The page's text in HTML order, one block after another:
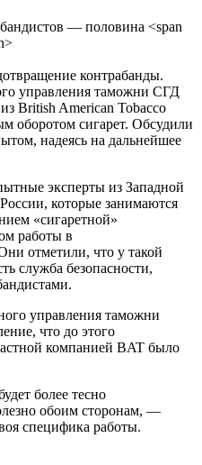
контрабанды.
управления таможни СГД
British American Tobacco
оборотом сигарет. Обсудили
надеясь на дальнейшее
эксперты из Западной
которые занимаются
«сигаретной»
работы в
отметили, что у такой
служба безопасности,
управления таможни
что до этого
компанией BAT было
более тесно
обоим сторонам, —
специфика работы.